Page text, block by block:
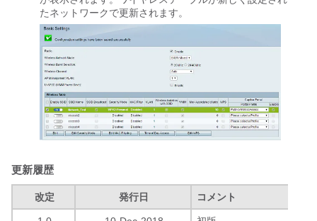
たネットワークで更新されます。
更新履歴
改定 発行日 コメント